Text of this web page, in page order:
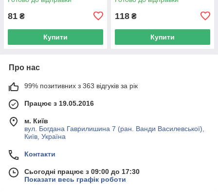
81 ₴
Купити
118 ₴
Купити
Про нас
99% позитивних з 363 відгуків за рік
Працює з 19.05.2016
м. Київ
вул. Богдана Гаврилишина 7 (ран. Ванди Василевської),
Київ, Україна
Контакти
Сьогодні працює з 09:00 до 17:30
Показати весь графік роботи